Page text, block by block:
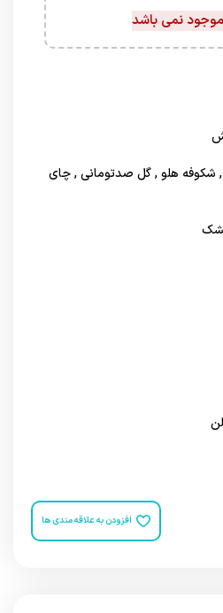
موجود نمی باشد
, شکوفه هلو , گل صدتومانی , چای
افزودن به علاقه مندی ها